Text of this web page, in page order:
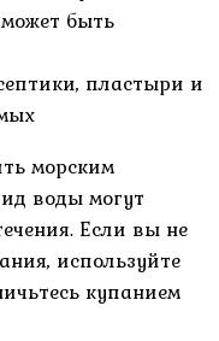
быть
пластыри и
морским
воды могут
Если вы не
используйте
купанием